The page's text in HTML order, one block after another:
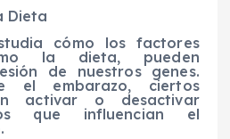
Dieta
cómo los factores
la dieta, pueden
de nuestros genes.
el embarazo, ciertos
activar o desactivar
que influencian el